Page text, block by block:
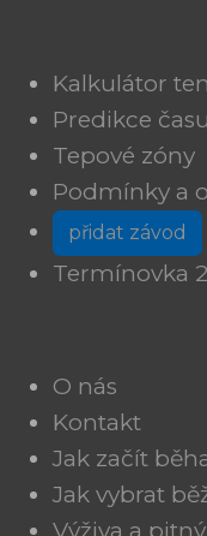
Kalkulátor
Predikce času
Tepové zóny
Podmínky a
přidat závod
Termínovka
O nás
Kontakt
Jak začít
Jak vybrat
Výživa a